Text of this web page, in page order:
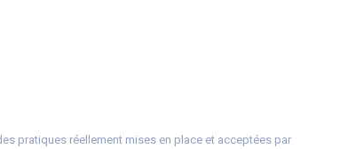
pratiques réellement mises en place et acceptées par